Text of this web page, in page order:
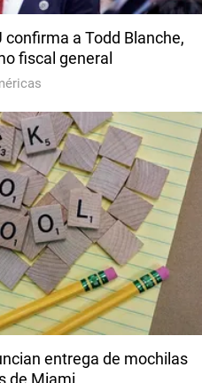
confirma a Todd Blanche,
fiscal general
entrega de mochilas
de Miami